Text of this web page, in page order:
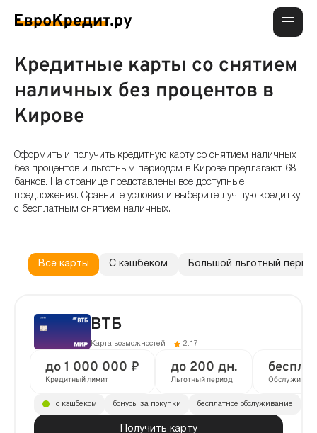
Кредитные карты со снятием
наличных без процентов в
Кирове
Оформить и получить кредитную карту со снятием наличных
без процентов и льготным периодом в Кирове предлагают 68
банков. На странице представлены все доступные
предложения. Сравните условия и выберите лучшую кредитку
с бесплатным снятием наличных.
Все карты С кэшбеком Большой льготный
ВТБ
Карта возможностей 2.17
до 1 000 000 ₽
Кредитный лимит
до 200 дн.
Льготный период
Получить карту
с кэшбеком бонусы за покупки бесплатное обслуживание